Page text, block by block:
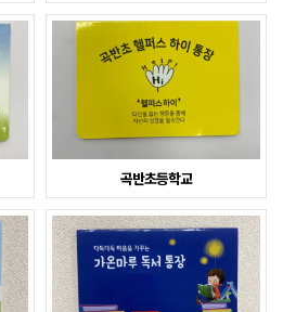
곡반초등학교